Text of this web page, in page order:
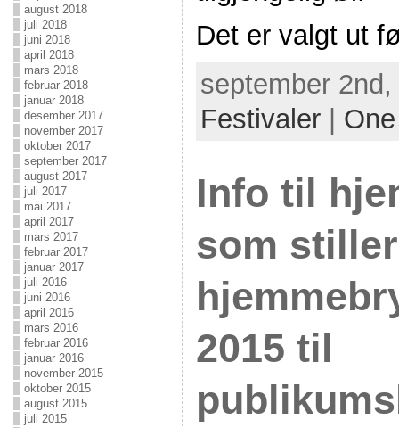
august 2018
juli 2018
juni 2018
april 2018
mars 2018
februar 2018
januar 2018
desember 2017
november 2017
oktober 2017
september 2017
august 2017
juli 2017
mai 2017
april 2017
mars 2017
februar 2017
januar 2017
juli 2016
juni 2016
april 2016
mars 2016
februar 2016
januar 2016
november 2015
oktober 2015
august 2015
juli 2015
Det er valgt ut
september
Festivaler|
Info til
som
2015 til